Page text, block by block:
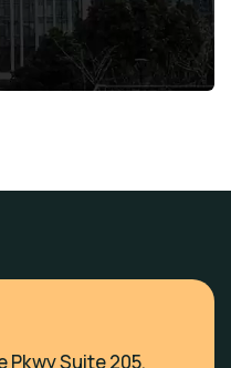
Pkwy Suite 205,